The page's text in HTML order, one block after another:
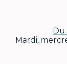
Du
Mardi,